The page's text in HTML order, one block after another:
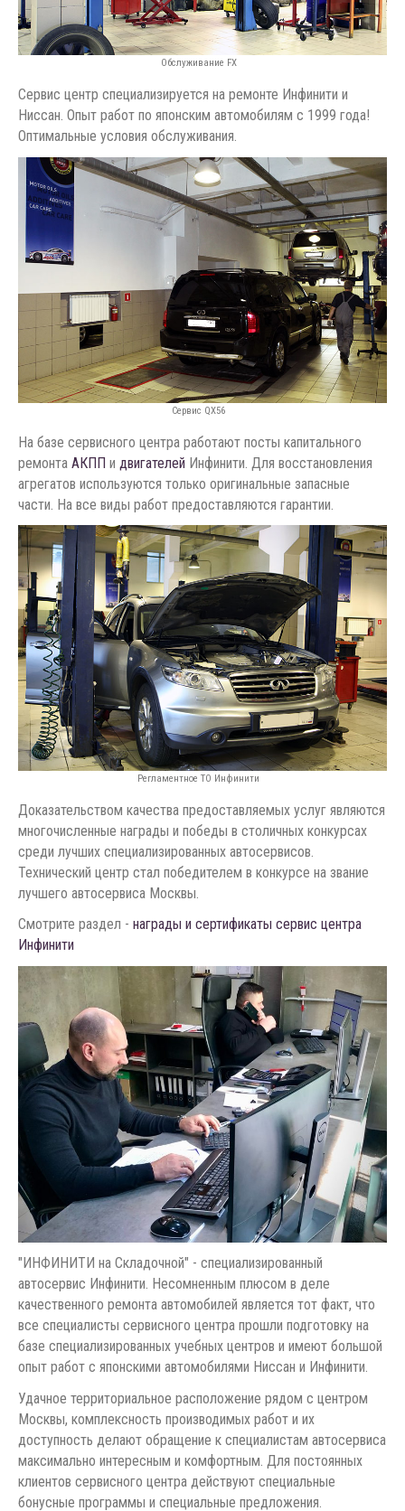
Обслуживание FX
Сервис центр специализируется на ремонте Инфинити и
Ниссан. Опыт работ по японским автомобилям c 1999 года!
Оптимальные условия обслуживания.
Сервис QX56
На базе сервисного центра работают посты капитального
ремонта АКПП и двигателей Инфинити. Для восстановления
агрегатов используются только оригинальные запасные
части. На все виды работ предоставляются гарантии.
Регламентное ТО Инфинити
Доказательством качества предоставляемых услуг являются
многочисленные награды и победы в столичных конкурсах
среди лучших специализированных автосервисов.
Технический центр стал победителем в конкурсе на звание
лучшего автосервиса Москвы.
Смотрите раздел - награды и сертификаты сервис центра
Инфинити
"ИНФИНИТИ на Складочной" - специализированный
автосервис Инфинити. Несомненным плюсом в деле
качественного ремонта автомобилей является тот факт, что
все специалисты сервисного центра прошли подготовку на
базе специализированных учебных центров и имеют большой
опыт работ с японскими автомобилями Ниссан и Инфинити.
Удачное территориальное расположение рядом с центром
Москвы, комплексность производимых работ и их
доступность делают обращение к специалистам автосервиса
максимально интересным и комфортным. Для постоянных
клиентов сервисного центра действуют специальные
бонусные программы и специальные предложения.